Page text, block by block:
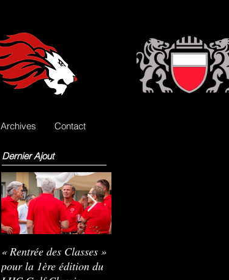
Archives Contact
Dernier Ajout
« Rentrée des Classes »
pour la 1ère édition du